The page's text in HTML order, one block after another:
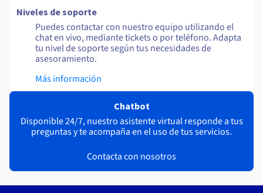
Niveles de soporte
Puedes contactar con nuestro equipo utilizando el
chat en vivo, mediante tickets o por teléfono. Adapta
tu nivel de soporte según tus necesidades de
asesoramiento.
Más información
Chatbot
Disponible 24/7, nuestro asistente virtual responde a tus
preguntas y te acompaña en el uso de tus servicios.
Contacta con nosotros